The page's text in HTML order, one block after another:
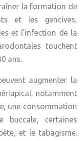
la formation de
et les gencives,
et l’infection de la
touchent
ans.
augmenter la
notamment
une consommation
buccale, certaines
et le tabagisme.